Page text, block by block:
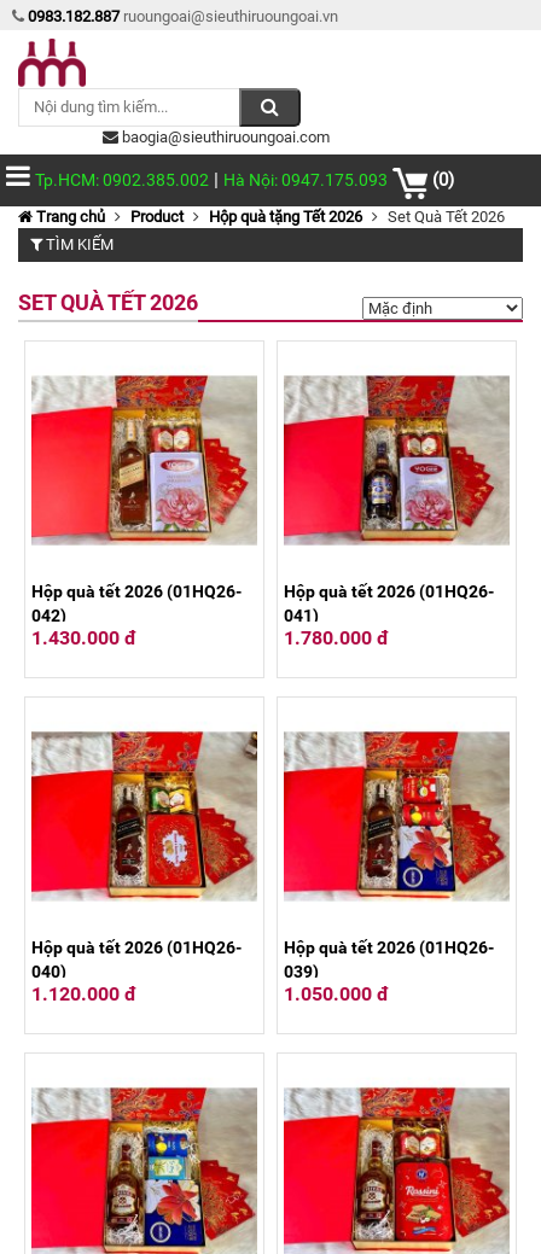
0983.182.887 ruoungoai@sieuthiruoungoai.vn
baogia@sieuthiruoungoai.com
Tp.HCM: 0902.385.002 | Hà Nội: 0947.175.093 (0)
Trang chủ Product Hộp quà tặng Tết 2026
Set Quà Tết 2026
TÌM KIẾM
SET QUÀ TẾT 2026
Hộp quà tết 2026 (01HQ26-
042)
1.430.000 đ
Hộp quà tết 2026 (01HQ26-
041)
1.780.000 đ
Hộp quà tết 2026 (01HQ26-
040)
1.120.000 đ
Hộp quà tết 2026 (01HQ26-
039)
1.050.000 đ